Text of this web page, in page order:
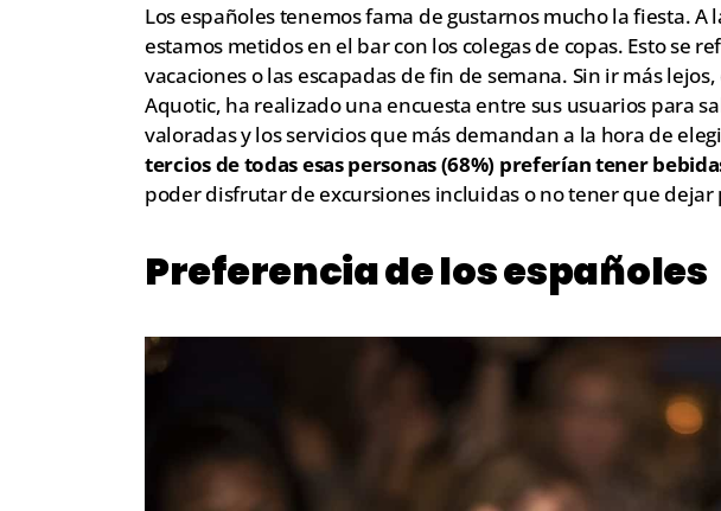
Los españoles tenemos fama de gustarnos mucho la fiesta.
estamos metidos en el bar con los colegas de copas. Esto se
vacaciones o las escapadas de fin de semana. Sin ir más
Aquotic, ha realizado una encuesta entre sus usuarios para
valoradas y los servicios que más demandan a la hora de
tercios de todas esas personas (68%) preferían tener
poder disfrutar de excursiones incluidas o no tener que dejar
Preferencia de los españoles